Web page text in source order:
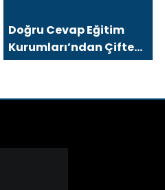
Doğru Cevap Eğitim
Kurumları’ndan Çifte
Gurur: LGS Türkiye
1000’e 8 Öğrenci